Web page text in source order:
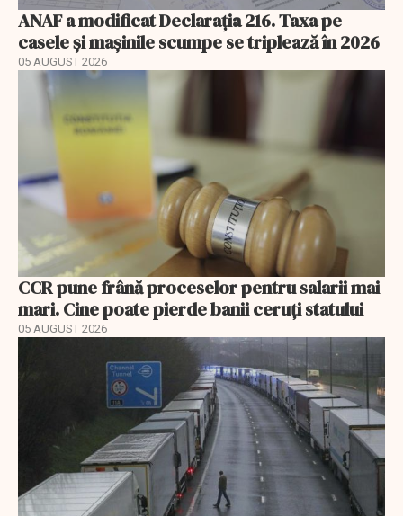
ANAF a modificat Declarația 216. Taxa pe
casele și mașinile scumpe se triplează în 2026
05 AUGUST 2026
CCR pune frână proceselor pentru salarii mai
mari. Cine poate pierde banii ceruți statului
05 AUGUST 2026